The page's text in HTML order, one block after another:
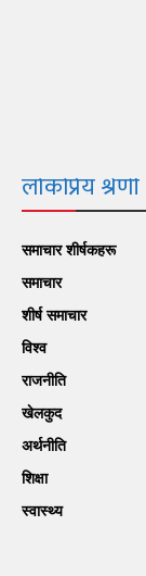
लोकप्रिय श्रेणी
समाचार शीर्षकहरू
समाचार
शीर्ष समाचार
विश्व
राजनीति
खेलकुद
अर्थनीति
शिक्षा
स्वास्थ्य